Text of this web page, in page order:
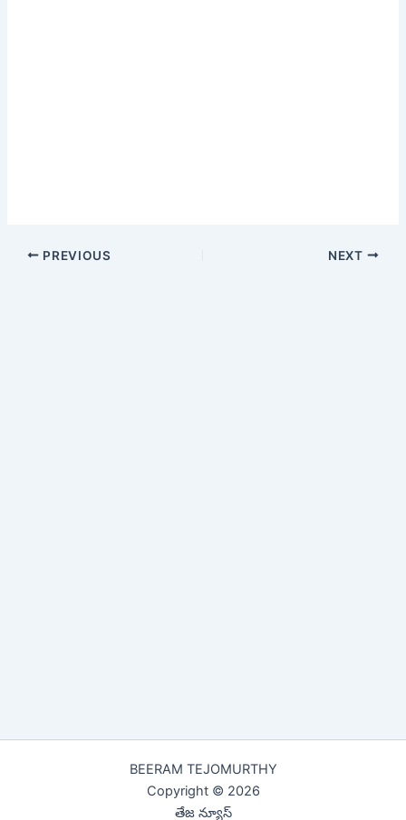
PREVIOUS NEXT
BEERAM TEJOMURTHY
Copyright © 2026
తేజ న్యూస్